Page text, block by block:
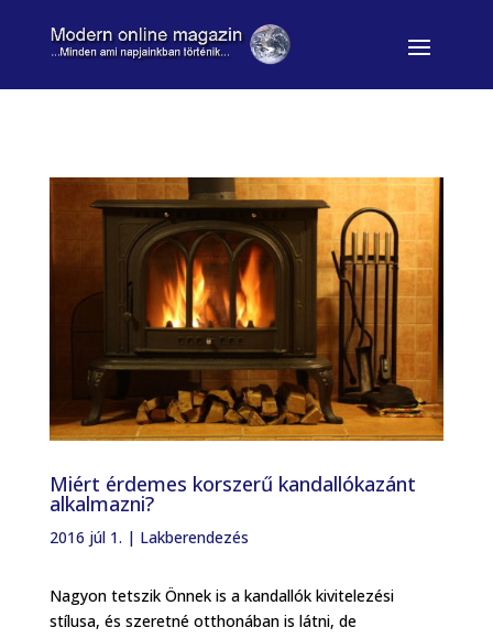
Miért érdemes korszerű kandallókazánt
alkalmazni?
2016 júl 1. | Lakberendezés
Nagyon tetszik Önnek is a kandallók kivitelezési
stílusa, és szeretné otthonában is látni, de